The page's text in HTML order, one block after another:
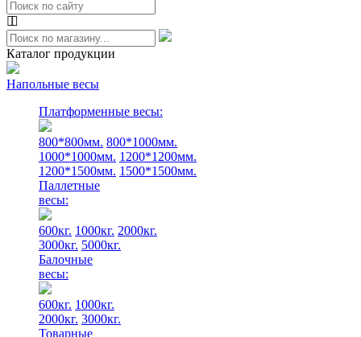
Каталог продукции
Напольные весы
Платформенные весы:
800*800мм. 800*1000мм.
1000*1000мм. 1200*1200мм.
1200*1500мм. 1500*1500мм.
Паллетные
весы:
600кг. 1000кг. 2000кг.
3000кг. 5000кг.
Балочные
весы:
600кг. 1000кг.
2000кг. 3000кг.
Товарные